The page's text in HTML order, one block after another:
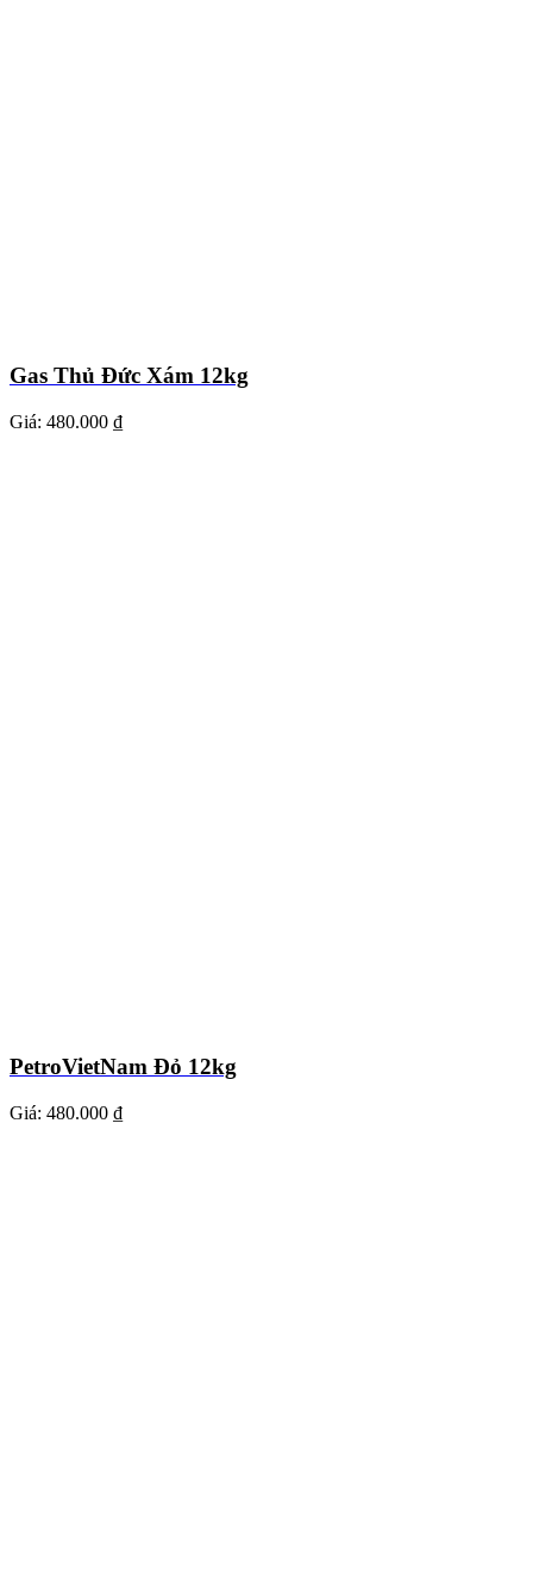
Gas Thủ Đức Xám 12kg
Giá: 480.000 ₫
PetroVietNam Đỏ 12kg
Giá: 480.000 ₫